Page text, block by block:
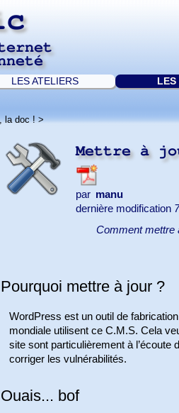
LES ATELIERS LES
la doc !>
Mettre à
par manu
dernière modification
Comment mettre
Pourquoi mettre à jour ?
WordPress est un outil de
mondiale utilisent ce C.M.S. Cela
site sont particulièrement à
corriger les vulnérabilités.
Ouais... bof